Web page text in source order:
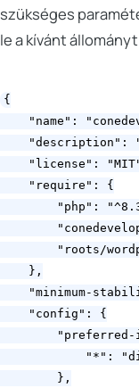
szükséges
le a kívánt
{
"name":
"description":
"license":
    "require": {
"php":
"roots/
    },
"minimum-
    "config": {
"preferred-
"*":
        },